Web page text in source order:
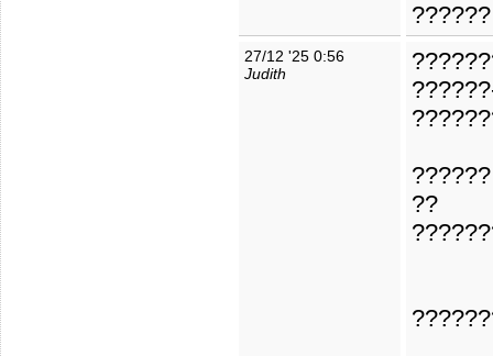
27/12 '25 0:56
Judith
??